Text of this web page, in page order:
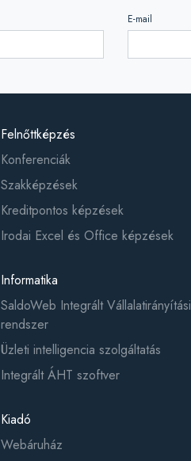
E-mail
Felnőttképzés
Konferenciák
Szakképzések
Kreditpontos képzések
Irodai Excel és Office képzések
Informatika
SaldoWeb Integrált Vállalatirányítási
rendszer
Üzleti intelligencia szolgáltatás
Integrált ÁHT szoftver
Kiadó
Webáruház